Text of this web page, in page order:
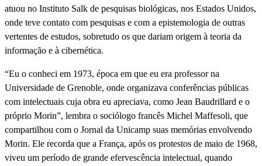
atuou no Instituto Salk de pesquisas biológicas, nos Estados Unidos,
onde teve contato com pesquisas e com a epistemologia de outras
vertentes de estudos, sobretudo os que dariam origem à teoria da
informação e à cibernética.
“Eu o conheci em 1973, época em que eu era professor na
Universidade de Grenoble, onde organizava conferências públicas
com intelectuais cuja obra eu apreciava, como Jean Baudrillard e o
próprio Morin”, lembra o sociólogo francês Michel Maffesoli, que
compartilhou com o Jornal da Unicamp suas memórias envolvendo
Morin. Ele recorda que a França, após os protestos de maio de 1968,
viveu um período de grande efervescência intelectual, quando